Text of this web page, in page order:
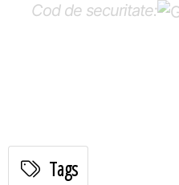
Cod de securitate:
Tags